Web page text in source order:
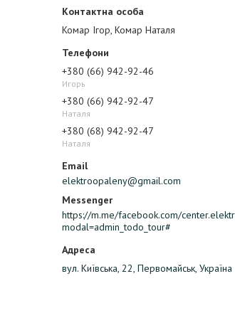
Комар Ігор, Комар Наталя
+380 (66) 942-92-46
Игорь
+380 (66) 942-92-47
Наталя
+380 (68) 942-92-47
Наталя
elektroopaleny@gmail.com
https://m.me/facebook.com/
modal=admin_todo_tour#
вул. Київська, 22, Первомайськ, Україна